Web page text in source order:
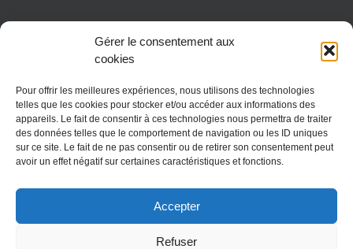
Gérer le consentement aux
cookies
Pour offrir les meilleures expériences, nous utilisons des technologies
telles que les cookies pour stocker et/ou accéder aux informations des
appareils. Le fait de consentir à ces technologies nous permettra de traiter
des données telles que le comportement de navigation ou les ID uniques
sur ce site. Le fait de ne pas consentir ou de retirer son consentement peut
avoir un effet négatif sur certaines caractéristiques et fonctions.
Accepter
Refuser
CONTACT
06 82 48 82 69